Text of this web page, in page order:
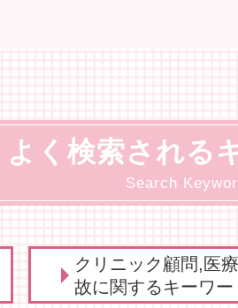
よく検索される
Search
クリニック顧問,医
故に関するキーワー